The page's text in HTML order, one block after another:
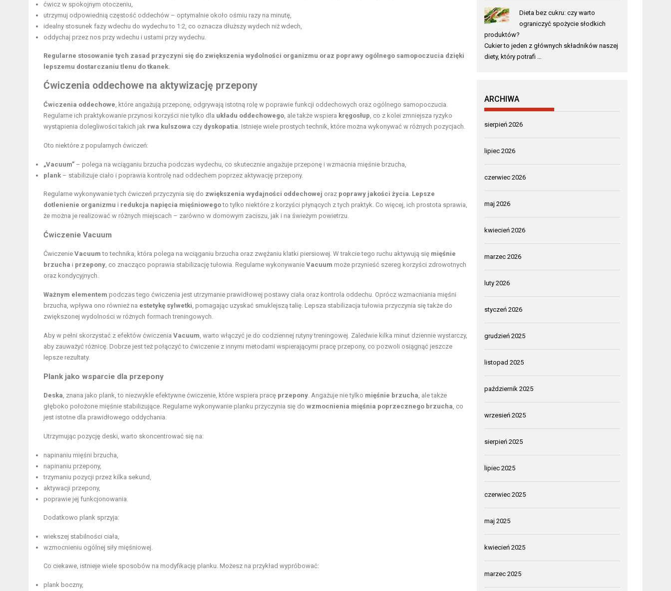
ćwicz w spokojnym otoczeniu,
utrzymuj odpowiednią częstość oddechów – optymalnie około ośmiu razy na minutę,
idealny stosunek fazy wdechu do wydechu to 1:2, co oznacza dłuższy wydech niż wdech,
oddychaj przez nos przy wdechu i ustami przy wydechu.
Regularne stosowanie tych zasad przyczyni się do zwiększenia wydolności organizmu oraz poprawy ogólnego samopoczucia dzięki
lepszemu dostarczaniu tlenu do tkanek.
Ćwiczenia oddechowe na aktywizację przepony
Ćwiczenia oddechowe, które angażują przeponę, odgrywają istotną rolę w poprawie funkcji oddechowych oraz ogólnego samopoczucia.
Regularne ich praktykowanie przynosi korzyści nie tylko dla układu oddechowego, ale także wspiera kręgosłup, co z kolei zmniejsza ryzyko
wystąpienia dolegliwości takich jak rwa kulszowa czy dyskopatia. Istnieje wiele prostych technik, które można wykonywać w różnych pozycjach.
Oto niektóre z popularnych ćwiczeń:
„Vacuum” – polega na wciąganiu brzucha podczas wydechu, co skutecznie angażuje przeponę i wzmacnia mięśnie brzucha,
plank – stabilizuje ciało i poprawia kontrolę nad oddechem poprzez aktywację przepony.
Regularne wykonywanie tych ćwiczeń przyczynia się do zwiększenia wydajności oddechowej oraz poprawy jakości życia. Lepsze
dotlenienie organizmu i redukcja napięcia mięśniowegoto tylko niektóre z korzyści płynących z tych praktyk. Co więcej, ich prostota sprawia,
że można je realizować w różnych miejscach – zarówno w domowym zaciszu, jak i na świeżym powietrzu.
Ćwiczenie Vacuum
Ćwiczenie Vacuum to technika, która polega na wciąganiu brzucha oraz zwężaniu klatki piersiowej. W trakcie tego ruchu aktywują się mięśnie
brzucha i przepony, co znacząco poprawia stabilizację tułowia. Regularne wykonywanie Vacuum może przynieść szereg korzyści zdrowotnych
oraz kondycyjnych.
Ważnym elementem podczas tego ćwiczenia jest utrzymanie prawidłowej postawy ciała oraz kontrola oddechu. Oprócz wzmacniania mięśni
brzucha, wpływa ono również na estetykę sylwetki, pomagając uzyskać smuklejszą talię. Lepsza stabilizacja tułowia przyczynia się także do
zwiększonej wydolności w różnych formach treningowych.
Aby w pełni skorzystać z efektów ćwiczenia Vacuum, warto włączyć je do codziennej rutyny treningowej. Zaledwie kilka minut dziennie wystarczy,
aby zauważyć różnicę. Dobrze jest też połączyć to ćwiczenie z innymi metodami wspierającymi pracę przepony, co pozwoli osiągnąć jeszcze
lepsze rezultaty.
Plank jako wsparcie dla przepony
Deska, znana jako plank, to niezwykle efektywne ćwiczenie, które wspiera pracę przepony. Angażuje nie tylko mięśnie brzucha, ale także
głęboko położone mięśnie stabilizujące. Regularne wykonywanie planku przyczynia się do wzmocnienia mięśnia poprzecznego brzucha, co
jest istotne dla prawidłowego oddychania.
Utrzymując pozycję deski, warto skoncentrować się na:
napinaniu mięśni brzucha,
napinaniu przepony,
trzymaniu pozycji przez kilka sekund,
aktywacji przepony,
poprawie jej funkcjonowania.
Dodatkowo plank sprzyja:
wiekszej stabilności ciała,
wzmocnieniu ogólnej siły mięśniowej.
Co ciekawe, istnieje wiele sposobów na modyfikację planku. Możesz na przykład wypróbować:
plank boczny,
Dieta bez cukru: czy warto
ograniczyć spożycie słodkich
produktów?
Cukier to jeden z głównych składników naszej
diety, który potrafi …
ARCHIWA
sierpień 2026
lipiec 2026
czerwiec 2026
maj 2026
kwiecień 2026
marzec 2026
luty 2026
styczeń 2026
grudzień 2025
listopad 2025
październik 2025
wrzesień 2025
sierpień 2025
lipiec 2025
czerwiec 2025
maj 2025
kwiecień 2025
marzec 2025